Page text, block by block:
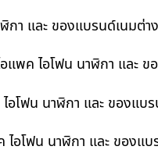
กา และ ของแบรนด์เนมต่า
แพค ไอโฟน นาฬิกา และ
อโฟน นาฬิกา และ ของแบ
ไอโฟน นาฬิกา และ ของแ